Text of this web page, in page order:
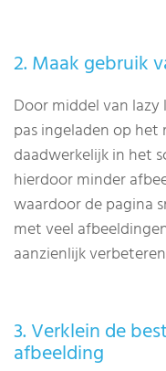
2. Maak gebruik
Door middel van
pas ingeladen op
daadwerkelijk in het
hierdoor minder
waardoor de pagina
met veel
aanzienlijk
3. Verklein de
afbeelding